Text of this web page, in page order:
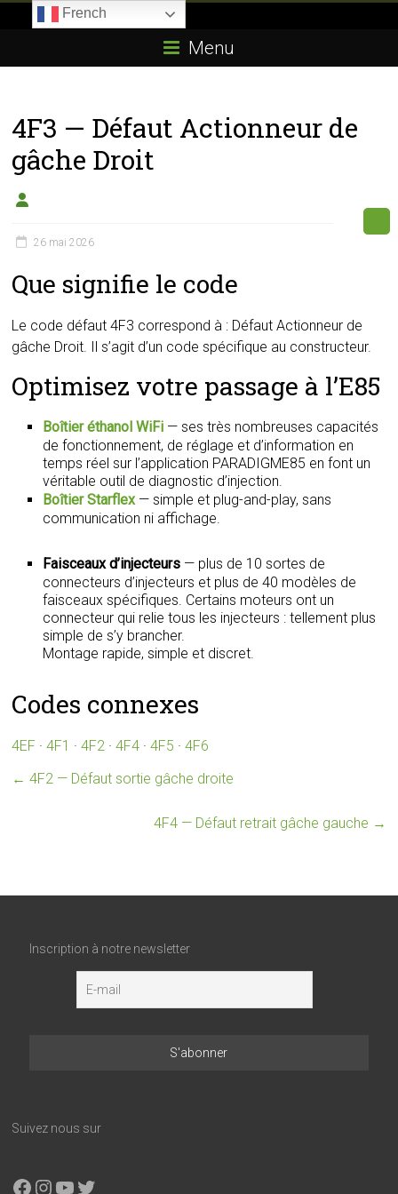
E85.com
passion
boîtier
éthanol
Menu
4F3 — Défaut Actionneur de
gâche Droit
26 mai 2026
Que signifie le code
Le code défaut 4F3 correspond à : Défaut Actionneur de
gâche Droit. Il s’agit d’un code spécifique au constructeur.
Optimisez votre passage à l’E85
Boîtier éthanol WiFi — ses très nombreuses capacités
de fonctionnement, de réglage et d’information en
temps réel sur l’application PARADIGME85 en font un
véritable outil de diagnostic d’injection.
Boîtier Starflex— simple et plug-and-play, sans
communication ni affichage.
Faisceaux d’injecteurs — plus de 10 sortes de
connecteurs d’injecteurs et plus de 40 modèles de
faisceaux spécifiques. Certains moteurs ont un
connecteur qui relie tous les injecteurs : tellement plus
simple de s’y brancher.
Montage rapide, simple et discret.
Codes connexes
4EF ·4F1 ·4F2 ·4F4 ·4F5 ·4F6
← 4F2 — Défaut sortie gâche droite
4F4 — Défaut retrait gâche gauche →
Inscription à notre newsletter
Suivez nous sur
Facebook
Instagram
YouTube
X
French